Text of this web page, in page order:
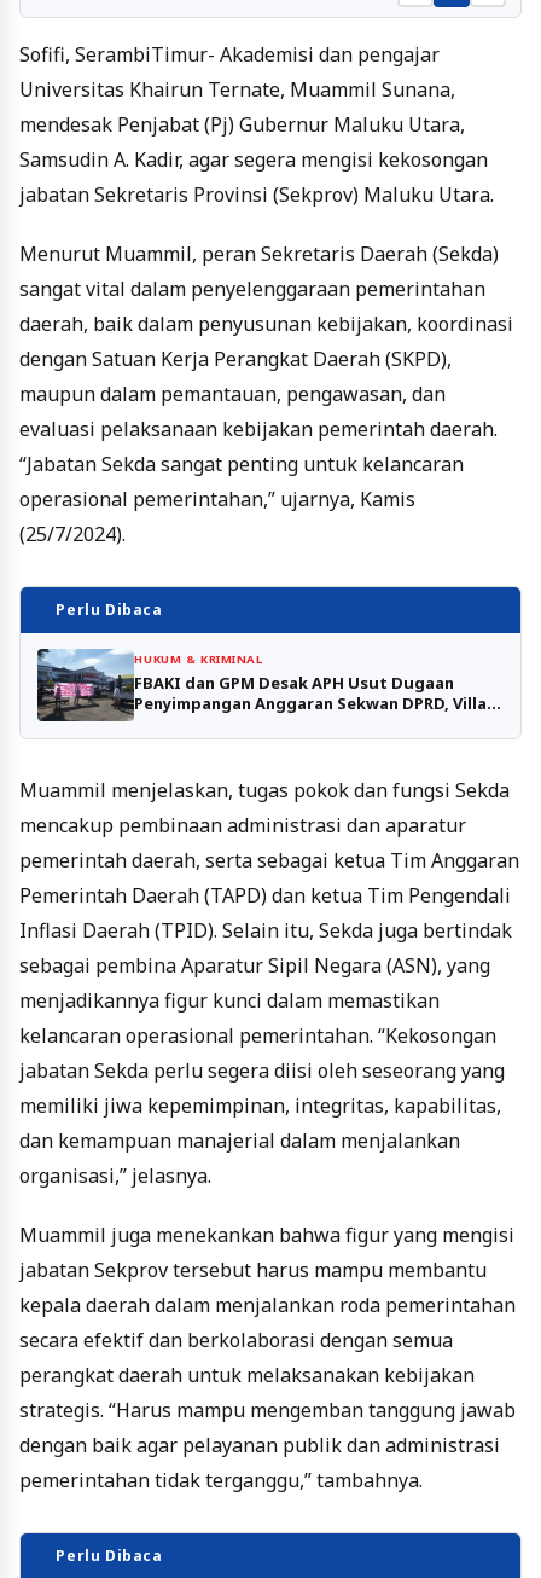
Sofifi, SerambiTimur- Akademisi dan pengajar
Universitas Khairun Ternate, Muammil Sunana,
mendesak Penjabat (Pj) Gubernur Maluku Utara,
Samsudin A. Kadir, agar segera mengisi kekosongan
jabatan Sekretaris Provinsi (Sekprov) Maluku Utara.
Menurut Muammil, peran Sekretaris Daerah (Sekda)
sangat vital dalam penyelenggaraan pemerintahan
daerah, baik dalam penyusunan kebijakan, koordinasi
dengan Satuan Kerja Perangkat Daerah (SKPD),
maupun dalam pemantauan, pengawasan, dan
evaluasi pelaksanaan kebijakan pemerintah daerah.
“Jabatan Sekda sangat penting untuk kelancaran
operasional pemerintahan,” ujarnya, Kamis
(25/7/2024).
Perlu Dibaca
HUKUM & KRIMINAL
FBAKI dan GPM Desak APH Usut Dugaan
Penyimpangan Anggaran Sekwan DPRD, Villa
Muammil menjelaskan, tugas pokok dan fungsi Sekda
mencakup pembinaan administrasi dan aparatur
pemerintah daerah, serta sebagai ketua Tim Anggaran
Pemerintah Daerah (TAPD) dan ketua Tim Pengendali
Inflasi Daerah (TPID). Selain itu, Sekda juga bertindak
sebagai pembina Aparatur Sipil Negara (ASN), yang
menjadikannya figur kunci dalam memastikan
kelancaran operasional pemerintahan. “Kekosongan
jabatan Sekda perlu segera diisi oleh seseorang yang
memiliki jiwa kepemimpinan, integritas, kapabilitas,
dan kemampuan manajerial dalam menjalankan
organisasi,” jelasnya.
Muammil juga menekankan bahwa figur yang mengisi
jabatan Sekprov tersebut harus mampu membantu
kepala daerah dalam menjalankan roda pemerintahan
secara efektif dan berkolaborasi dengan semua
perangkat daerah untuk melaksanakan kebijakan
strategis. “Harus mampu mengemban tanggung jawab
dengan baik agar pelayanan publik dan administrasi
pemerintahan tidak terganggu,” tambahnya.
Perlu Dibaca